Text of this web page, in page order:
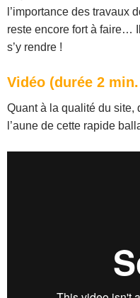
l’importance des travaux
reste encore fort à faire…
s’y rendre !
Vidéo (durée 2
Quant à la qualité du site,
l’aune de cette rapide